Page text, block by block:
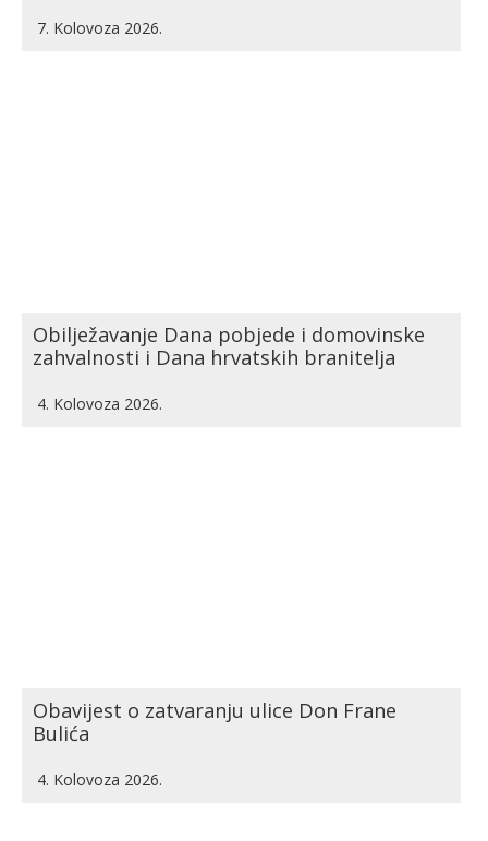
7. Kolovoza 2026.
Obilježavanje Dana pobjede i domovinske
zahvalnosti i Dana hrvatskih branitelja
4. Kolovoza 2026.
Obavijest o zatvaranju ulice Don Frane
Bulića
4. Kolovoza 2026.